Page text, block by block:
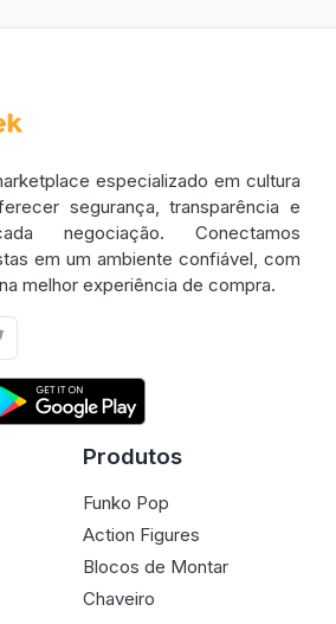
especializado em cultura
segurança, transparência e
negociação. Conectamos
em um ambiente confiável, com
melhor experiência de compra.
Produtos
Funko Pop
Action Figures
Blocos de Montar
Chaveiro